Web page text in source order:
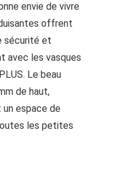
envie de vivre
offrent
sécurité et
avec les vasques
Le beau
de haut,
un espace de
les petites